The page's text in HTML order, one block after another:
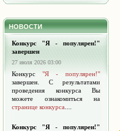
НОВОСТИ
Конкурс "Я - популярен!"
завершен
27 июля 2026 03:00
Конкурс "Я - популярен!"
завершен. С результатами
проведения конкурса Вы
можете ознакомиться на
странице конкурса
Конкурс "Я - популярен!"